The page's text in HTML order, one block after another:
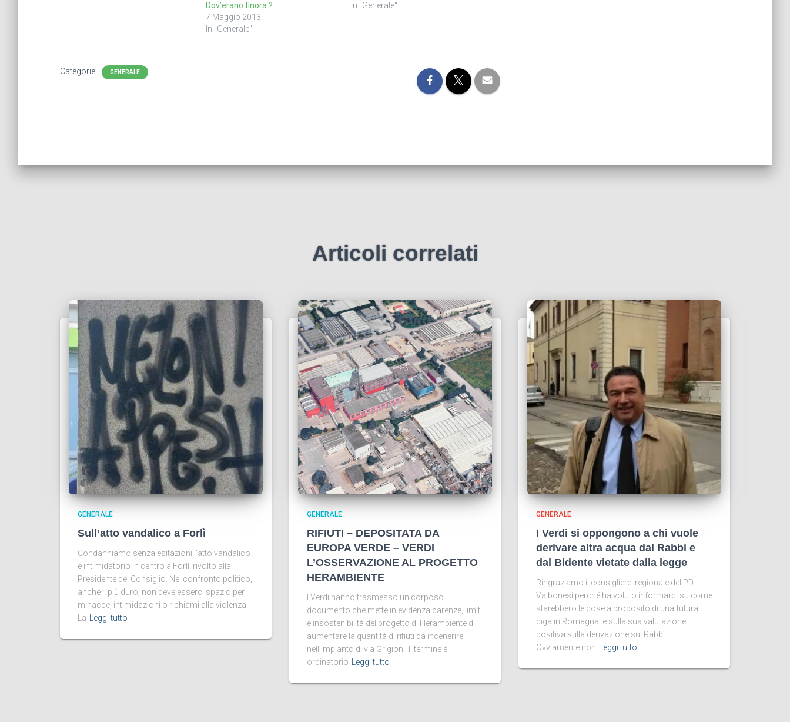
Dov’erano finora ?
7 Maggio 2013
In "Generale"
In "Generale"
Categorie: GENERALE
Articoli correlati
GENERALE
Sull’atto vandalico a Forlì
Condanniamo senza esitazioni l’atto vandalico
e intimidatorio in centro a Forlì, rivolto alla
Presidente del Consiglio. Nel confronto politico,
anche il più duro, non deve esserci spazio per
minacce, intimidazioni o richiami alla violenza.
La
Leggi tutto
GENERALE
RIFIUTI – DEPOSITATA DA
EUROPA VERDE – VERDI
L’OSSERVAZIONE AL PROGETTO
HERAMBIENTE
I Verdi hanno trasmesso un corposo
documento che mette in evidenza carenze, limiti
e insostenibilità del progetto di Herambiente di
aumentare la quantità di rifiuti da incenerire
nell’impianto di via Grigioni. Il termine è
ordinatorio
Leggi tutto
GENERALE
I Verdi si oppongono a chi vuole
derivare altra acqua dal Rabbi e
dal Bidente vietate dalla legge
Ringraziamo il consigliere regionale del PD
Valbonesi perché ha voluto informarci su come
starebbero le cose a proposito di una futura
diga in Romagna, e sulla sua valutazione
positiva sulla derivazione sul Rabbi.
Ovviamente non
Leggi tutto